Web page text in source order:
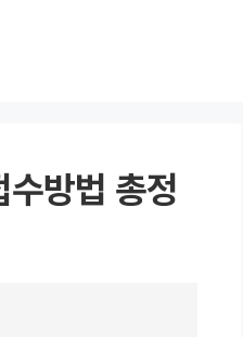
방법 총정